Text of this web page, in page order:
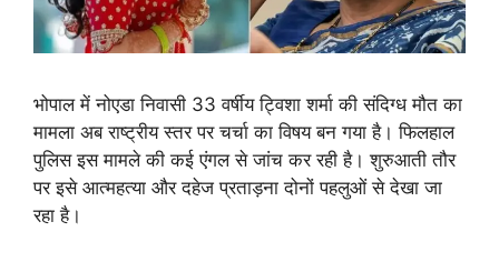
भोपाल में नोएडा निवासी 33 वर्षीय ट्विशा शर्मा की संदिग्ध मौत का
मामला अब राष्ट्रीय स्तर पर चर्चा का विषय बन गया है। फिलहाल
पुलिस इस मामले की कई एंगल से जांच कर रही है। शुरुआती तौर
पर इसे आत्महत्या और दहेज प्रताड़ना दोनों पहलुओं से देखा जा
रहा है।